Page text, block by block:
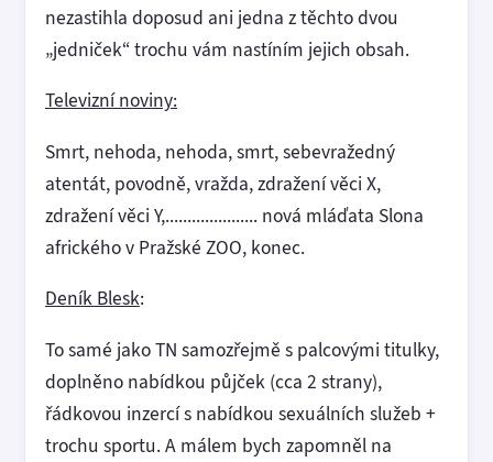
nezastihla doposud ani jedna z těchto dvou
„jedniček“ trochu vám nastíním jejich obsah.
Televizní noviny:
Smrt, nehoda, nehoda, smrt, sebevražedný
atentát, povodně, vražda, zdražení věci X,
zdražení věci Y,..................... nová mláďata Slona
afrického v Pražské ZOO, konec.
Deník Blesk:
To samé jako TN samozřejmě s palcovými titulky,
doplněno nabídkou půjček (cca 2 strany),
řádkovou inzercí s nabídkou sexuálních služeb +
trochu sportu. A málem bych zapomněl na